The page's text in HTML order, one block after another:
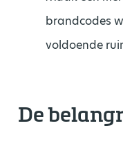
brandcodes
voldoende
De